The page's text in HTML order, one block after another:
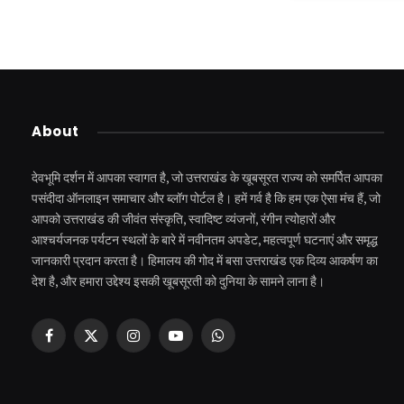
About
देवभूमि दर्शन में आपका स्वागत है, जो उत्तराखंड के खूबसूरत राज्य को समर्पित आपका
पसंदीदा ऑनलाइन समाचार और ब्लॉग पोर्टल है। हमें गर्व है कि हम एक ऐसा मंच हैं, जो
आपको उत्तराखंड की जीवंत संस्कृति, स्वादिष्ट व्यंजनों, रंगीन त्योहारों और
आश्चर्यजनक पर्यटन स्थलों के बारे में नवीनतम अपडेट, महत्वपूर्ण घटनाएं और समृद्ध
जानकारी प्रदान करता है। हिमालय की गोद में बसा उत्तराखंड एक दिव्य आकर्षण का
देश है, और हमारा उद्देश्य इसकी खूबसूरती को दुनिया के सामने लाना है।
Facebook
X
InstagramYouTubeWhatsApp